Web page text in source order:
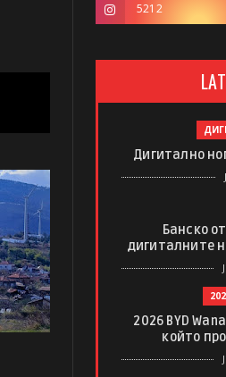
5212
Дигитално
Банско
дигиталните
2026 BYD
който